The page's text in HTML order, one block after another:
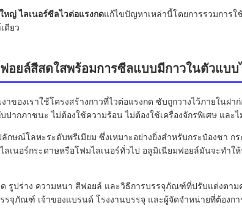
หญ่ ไลเนอร์ซีลไวต่อแรงกดแก้ไขปัญหาเหล่านี้โดยการรวมการ
ดียว
ยล์สีสดใสพร้อมการซีลแบบมีกาวในตัวแบบ
าของเราใช้โครงสร้างกาวที่ไวต่อแรงกด ซับถูกวางไว้ภายในฝ
ปากภาชนะ ไม่ต้องใช้ความร้อน ไม่ต้องใช้เครื่องจักรพิเศษ แล
กษณ์โลหะระดับพรีเมียม ซึ่งเหมาะอย่างยิ่งสำหรับกระป๋องชา ก
ลเนอร์กระดาษหรือโฟมไลเนอร์ทั่วไป อลูมิเนียมฟอยล์มันจะทำ
รูปร่าง ความหนา สีฟอยล์ และวิธีการบรรจุภัณฑ์ที่ปรับแต่งตาม
รจุภัณฑ์ เจ้าของแบรนด์ โรงงานบรรจุ และผู้จัดจำหน่ายที่ต้องก